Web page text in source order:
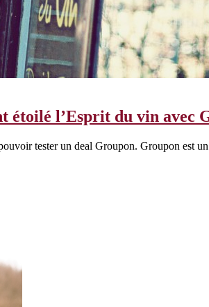
étoilé l’Esprit du vin avec
tester un deal Groupon. Groupon est